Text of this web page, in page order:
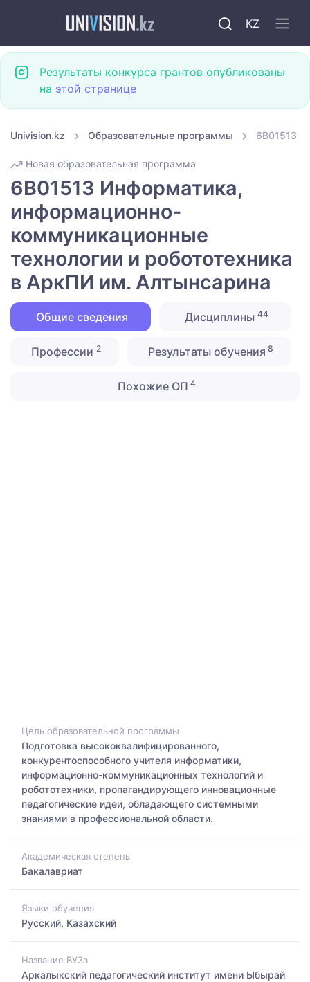
KZ
Результаты конкурса грантов опубликованы
на этой странице
Univision.kz Образовательные программы 6B01513
Новая образовательная программа
6B01513 Информатика,
информационно-
коммуникационные
технологии и робототехника
в АркПИ им. Алтынсарина
Общие сведения Дисциплины 44
Профессии 2 Результаты обучения 8
Похожие ОП 4
Цель образовательной программы
Подготовка высококвалифицированного,
конкурентоспособного учителя информатики,
информационно-коммуникационных технологий и
робототехники, пропагандирующего инновационные
педагогические идеи, обладающего системными
знаниями в профессиональной области.
Академическая степень
Бакалавриат
Языки обучения
Русский, Казахский
Название ВУЗа
Аркалыкский педагогический институт имени Ыбырай